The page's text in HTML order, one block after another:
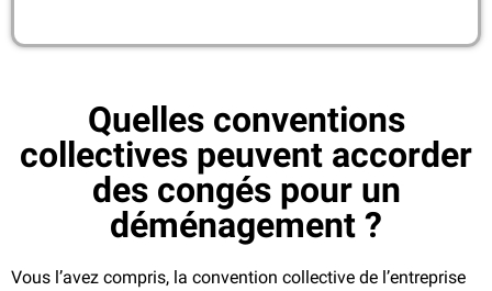
Quelles conventions
collectives peuvent accorder
des congés pour un
déménagement ?
Vous l’avez compris, la convention collective de l’entreprise